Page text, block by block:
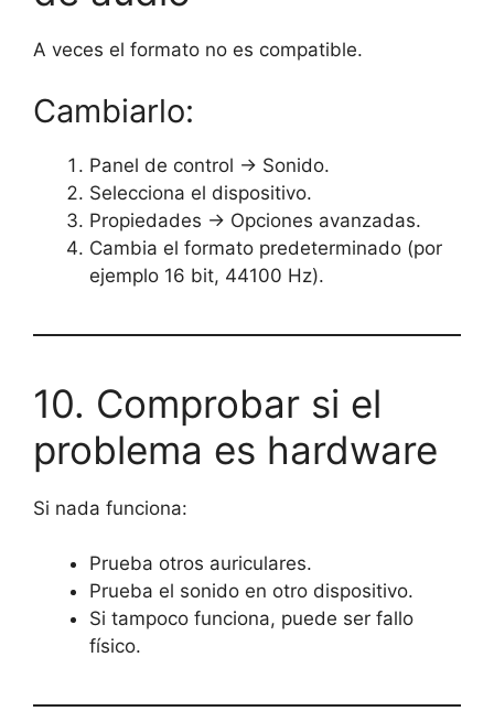
A veces el formato no es compatible.
Cambiarlo:
Panel de control → Sonido.
Selecciona el dispositivo.
Propiedades → Opciones avanzadas.
Cambia el formato predeterminado (por
ejemplo 16 bit, 44100 Hz).
10. Comprobar si el
problema es hardware
Si nada funciona:
Prueba otros auriculares.
Prueba el sonido en otro dispositivo.
Si tampoco funciona, puede ser fallo
físico.